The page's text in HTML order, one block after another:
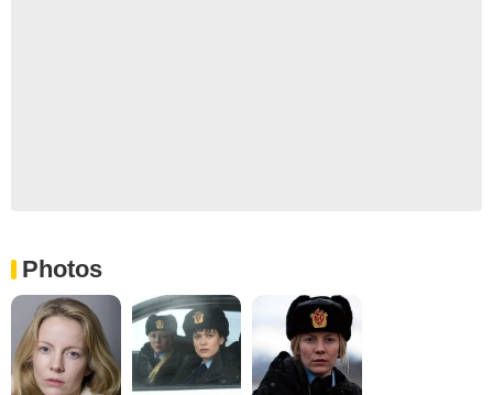
Photos